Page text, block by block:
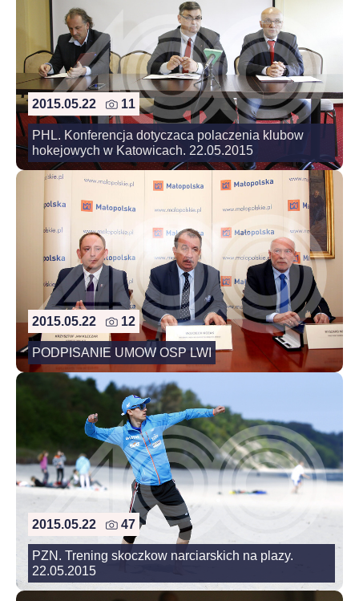
2015.05.22 11
PHL. Konferencja dotyczaca polaczenia klubow
hokejowych w Katowicach. 22.05.2015
2015.05.22 12
PODPISANIE UMOW OSP LWI
2015.05.22 47
PZN. Trening skoczkow narciarskich na plazy.
22.05.2015